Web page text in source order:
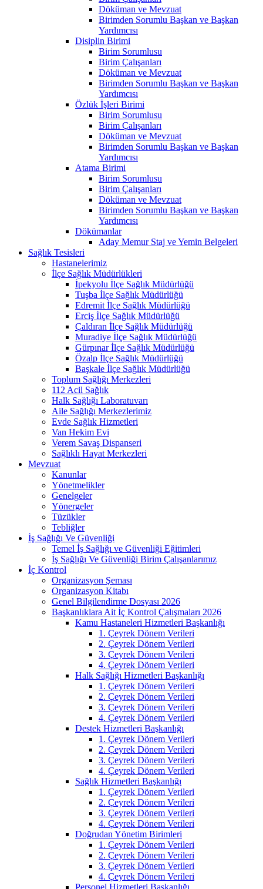
Döküman ve Mevzuat
Birimden Sorumlu Başkan ve Başkan
Yardımcısı
Disiplin Birimi
Birim Sorumlusu
Birim Çalışanları
Döküman ve Mevzuat
Birimden Sorumlu Başkan ve Başkan
Yardımcısı
Özlük İşleri Birimi
Birim Sorumlusu
Birim Çalışanları
Döküman ve Mevzuat
Birimden Sorumlu Başkan ve Başkan
Yardımcısı
Atama Birimi
Birim Sorumlusu
Birim Çalışanları
Döküman ve Mevzuat
Birimden Sorumlu Başkan ve Başkan
Yardımcısı
Dökümanlar
Aday Memur Staj ve Yemin Belgeleri
Sağlık Tesisleri
Hastanelerimiz
İlçe Sağlık Müdürlükleri
İpekyolu İlçe Sağlık Müdürlüğü
Tuşba İlçe Sağlık Müdürlüğü
Edremit İlçe Sağlık Müdürlüğü
Erciş İlçe Sağlık Müdürlüğü
Çaldıran İlçe Sağlık Müdürlüğü
Muradiye İlçe Sağlık Müdürlüğü
Gürpınar İlçe Sağlık Müdürlüğü
Özalp İlçe Sağlık Müdürlüğü
Başkale İlçe Sağlık Müdürlüğü
Toplum Sağlığı Merkezleri
112 Acil Sağlık
Halk Sağlığı Laboratuvarı
Aile Sağlığı Merkezlerimiz
Evde Sağlık Hizmetleri
Van Hekim Evi
Verem Savaş Dispanseri
Sağlıklı Hayat Merkezleri
Mevzuat
Kanunlar
Yönetmelikler
Genelgeler
Yönergeler
Tüzükler
Tebliğler
İş Sağlığı Ve Güvenliği
Temel İş Sağlığı ve Güvenliği Eğitimleri
İş Sağlığı Ve Güvenliği Birim Çalışanlarımız
İç Kontrol
Organizasyon Şeması
Organizasyon Kitabı
Genel Bilgilendirme Dosyası 2026
Başkanlıklara Ait İç Kontrol Çalışmaları 2026
Kamu Hastaneleri Hizmetleri Başkanlığı
1. Çeyrek Dönem Verileri
2. Çeyrek Dönem Verileri
3. Çeyrek Dönem Verileri
4. Çeyrek Dönem Verileri
Halk Sağlığı Hizmetleri Başkanlığı
1. Çeyrek Dönem Verileri
2. Çeyrek Dönem Verileri
3. Çeyrek Dönem Verileri
4. Çeyrek Dönem Verileri
Destek Hizmetleri Başkanlığı
1. Çeyrek Dönem Verileri
2. Çeyrek Dönem Verileri
3. Çeyrek Dönem Verileri
4. Çeyrek Dönem Verileri
Sağlık Hizmetleri Başkanlığı
1. Çeyrek Dönem Verileri
2. Çeyrek Dönem Verileri
3. Çeyrek Dönem Verileri
4. Çeyrek Dönem Verileri
Doğrudan Yönetim Birimleri
1. Çeyrek Dönem Verileri
2. Çeyrek Dönem Verileri
3. Çeyrek Dönem Verileri
4. Çeyrek Dönem Verileri
Personel Hizmetleri Başkanlığı